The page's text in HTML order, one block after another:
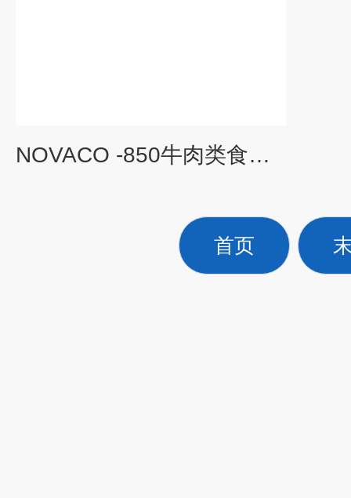
NOVACO -850牛肉类食品包装机
首页